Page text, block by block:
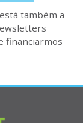
também a
financiarmos